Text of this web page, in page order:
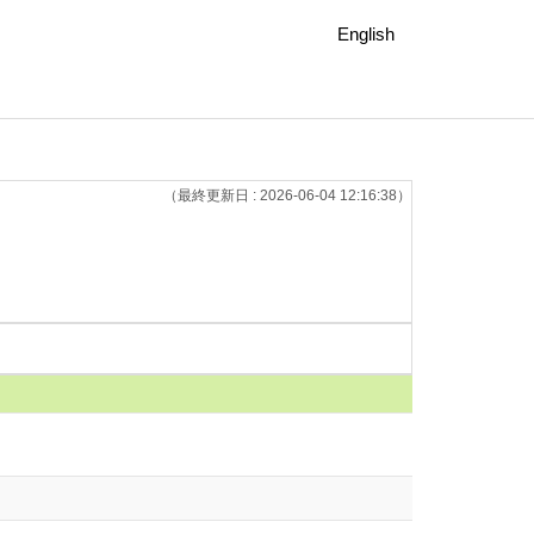
English
（最終更新日 : 2026-06-04 12:16:38）